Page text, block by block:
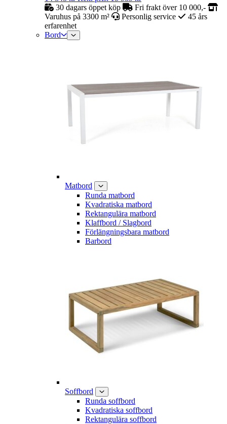
30 dagars öppet köp
Fri frakt över 10 000,-
Varuhus på 3300 m²
Personlig service
45 års
erfarenhet
Bord
Matbord
Runda matbord
Kvadratiska matbord
Rektangulära matbord
Klaffbord / Slagbord
Förlängningsbara matbord
Barbord
Soffbord
Runda soffbord
Kvadratiska soffbord
Rektangulära soffbord